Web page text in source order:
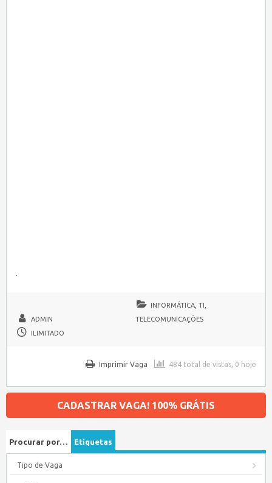
.
ADMIN
INFORMÁTICA, TI,
TELECOMUNICAÇÕES
ILIMITADO
484 total de vistas, 0 hoje
Imprimir Vaga
CADASTRAR VAGA! 100% GRÁTIS
Procurar por… Etiquetas
Tipo de Vaga